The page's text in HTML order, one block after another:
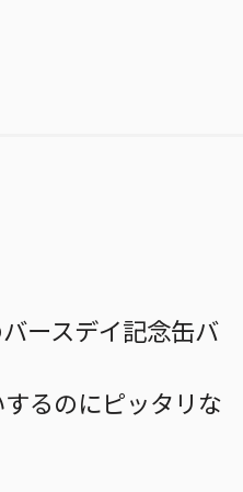
ースデイ記念缶バ
るのにピッタリな